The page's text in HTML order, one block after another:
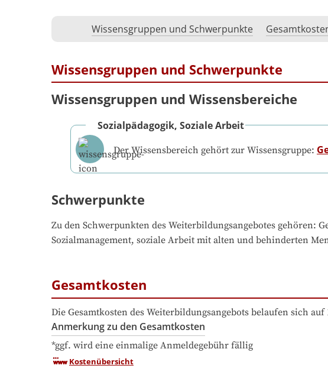
Wissensgruppen und Schwerpunkte
Wissensgruppen und Schwerpunkte
Wissensgruppen und Wissensbereiche
Sozialpädagogik, Soziale Arbeit
Der Wissensbereich gehört zur Wissensgruppe:
Schwerpunkte
Zu den Schwerpunkten des Weiterbildungsangebotes gehören:
Sozialmanagement, soziale Arbeit mit alten und behinderten
Gesamtkosten
Die Gesamtkosten des Weiterbildungsangebots belaufen sich auf
Anmerkung zu den Gesamtkosten
*ggf. wird eine einmalige Anmeldegebühr fällig
Kostenübersicht